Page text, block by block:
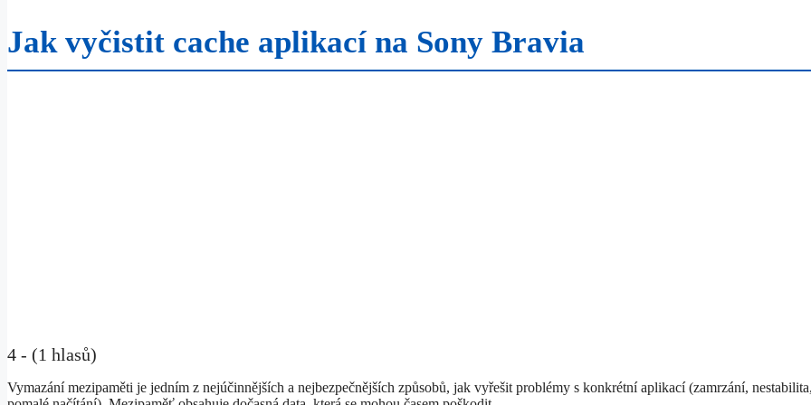
Jak vyčistit cache aplikací na Sony Bravia
4 - (1 hlasů)
Vymazání mezipaměti je jedním z nejúčinnějších a nejbezpečnějších způsobů, jak vyřešit problémy s konkrétní aplikací (zamrzání,